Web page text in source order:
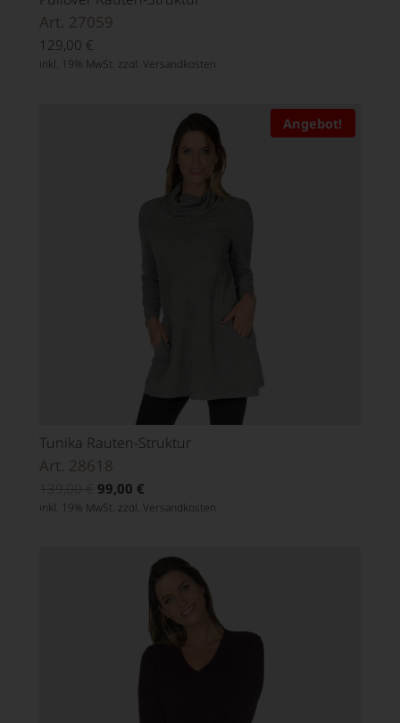
Art. 27059
129,00 €
inkl. 19% MwSt. zzgl. Versandkosten
Angebot!
Tunika Rauten-Struktur
Art. 28618
99,00 €
inkl. 19% MwSt. zzgl. Versandkosten